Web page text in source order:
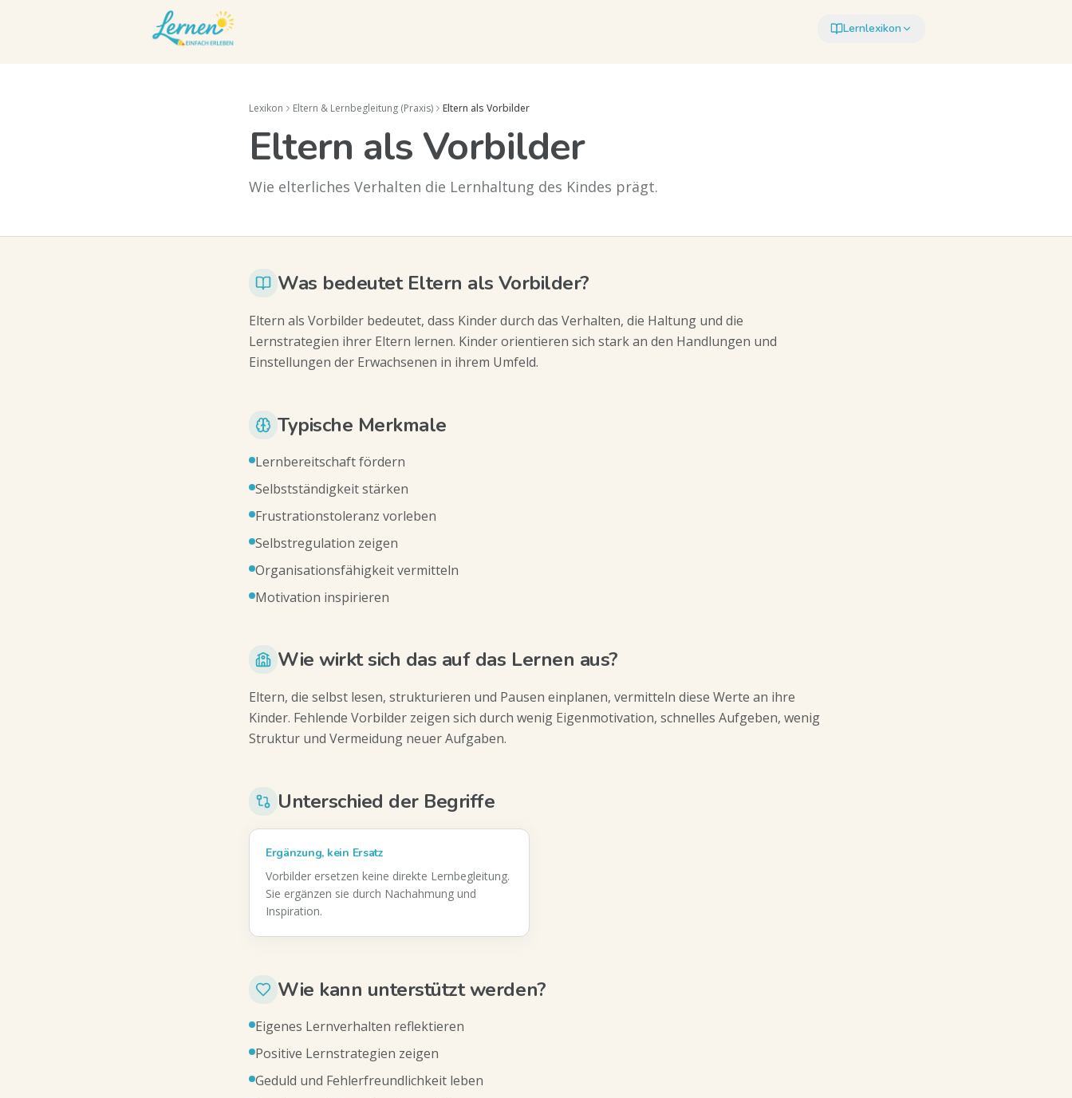
Lernlexikon
Lexikon Eltern & Lernbegleitung (Praxis) Eltern als Vorbilder
Eltern als Vorbilder
Wie elterliches Verhalten die Lernhaltung des Kindes prägt.
Was bedeutet Eltern als Vorbilder?
Eltern als Vorbilder bedeutet, dass Kinder durch das Verhalten, die Haltung und die
Lernstrategien ihrer Eltern lernen. Kinder orientieren sich stark an den Handlungen und
Einstellungen der Erwachsenen in ihrem Umfeld.
Typische Merkmale
Lernbereitschaft fördern
Selbstständigkeit stärken
Frustrationstoleranz vorleben
Selbstregulation zeigen
Organisationsfähigkeit vermitteln
Motivation inspirieren
Wie wirkt sich das auf das Lernen aus?
Eltern, die selbst lesen, strukturieren und Pausen einplanen, vermitteln diese Werte an ihre
Kinder. Fehlende Vorbilder zeigen sich durch wenig Eigenmotivation, schnelles Aufgeben, wenig
Struktur und Vermeidung neuer Aufgaben.
Unterschied der Begriffe
Ergänzung, kein Ersatz
Vorbilder ersetzen keine direkte Lernbegleitung.
Sie ergänzen sie durch Nachahmung und
Inspiration.
Wie kann unterstützt werden?
Eigenes Lernverhalten reflektieren
Positive Lernstrategien zeigen
Geduld und Fehlerfreundlichkeit leben